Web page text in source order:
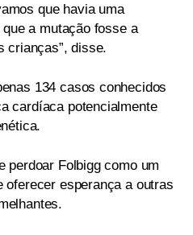
que havia uma
a mutação fosse a
crianças”, disse.
134 casos conhecidos
cardíaca potencialmente
perdoar Folbigg como um
oferecer esperança a outras